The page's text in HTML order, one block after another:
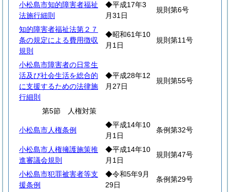
小松島市知的障害者福祉
法施行細則
◆平成17年3
月31日
規則第6号
知的障害者福祉法第２７
条の規定による費用徴収
規則
◆昭和61年10
月1日
規則第11号
小松島市障害者の日常生
活及び社会生活を総合的
に支援するための法律施
行細則
◆平成28年12
月27日
規則第55号
第5節 人権対策
小松島市人権条例
◆平成14年10
月1日
条例第32号
小松島市人権擁護施策推
進審議会規則
◆平成14年10
月1日
規則第47号
小松島市犯罪被害者等支
援条例
◆令和5年9月
29日
条例第29号